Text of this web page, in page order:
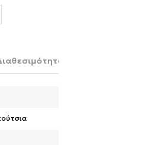
στο κατάστημα